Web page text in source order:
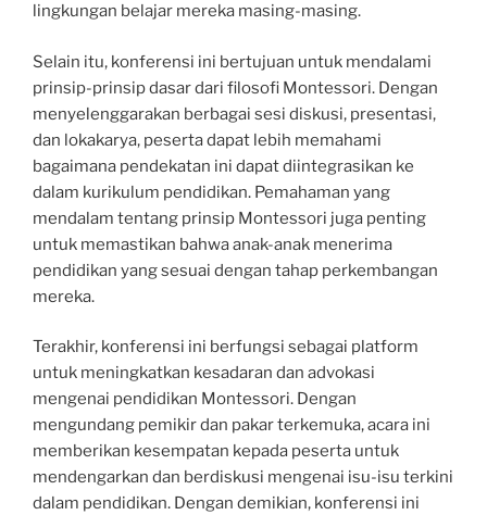
lingkungan belajar mereka masing-masing.
Selain itu, konferensi ini bertujuan untuk mendalami
prinsip-prinsip dasar dari filosofi Montessori. Dengan
menyelenggarakan berbagai sesi diskusi, presentasi,
dan lokakarya, peserta dapat lebih memahami
bagaimana pendekatan ini dapat diintegrasikan ke
dalam kurikulum pendidikan. Pemahaman yang
mendalam tentang prinsip Montessori juga penting
untuk memastikan bahwa anak-anak menerima
pendidikan yang sesuai dengan tahap perkembangan
mereka.
Terakhir, konferensi ini berfungsi sebagai platform
untuk meningkatkan kesadaran dan advokasi
mengenai pendidikan Montessori. Dengan
mengundang pemikir dan pakar terkemuka, acara ini
memberikan kesempatan kepada peserta untuk
mendengarkan dan berdiskusi mengenai isu-isu terkini
dalam pendidikan. Dengan demikian, konferensi ini